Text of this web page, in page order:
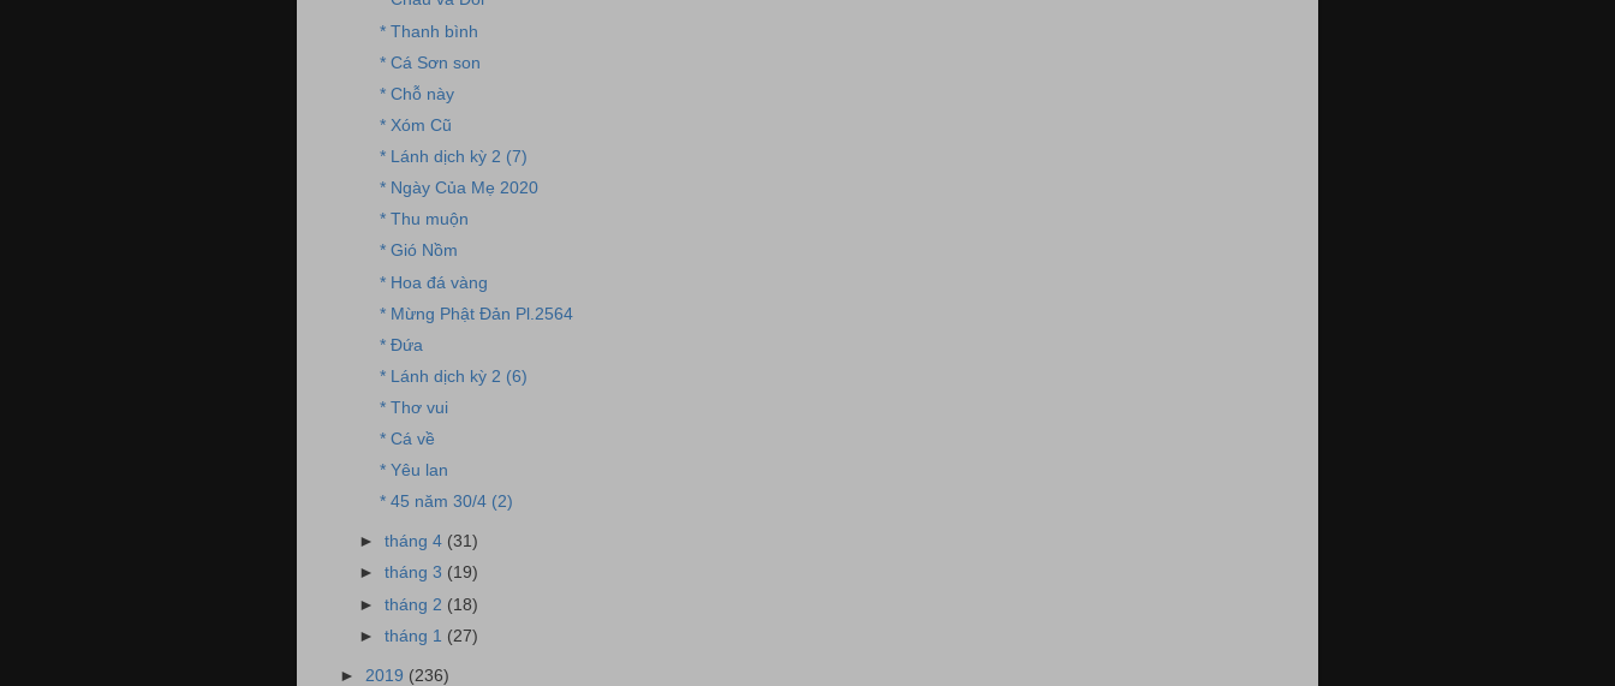
* Thanh bình
* Cá Sơn son
* Chỗ này
* Xóm Cũ
* Lánh dịch kỳ 2 (7)
* Ngày Của Mẹ 2020
* Thu muộn
* Gió Nồm
* Hoa đá vàng
* Mừng Phật Đản Pl.2564
* Đứa
* Lánh dịch kỳ 2 (6)
* Thơ vui
* Cá về
* Yêu lan
* 45 năm 30/4 (2)
►tháng 4 (31)
►tháng 3 (19)
►tháng 2 (18)
►tháng 1 (27)
► 2019 (236)